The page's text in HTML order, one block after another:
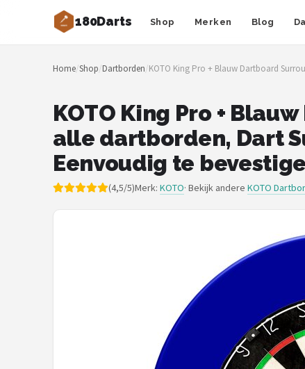
180Darts Shop Merken Blog
Zoeken
NAVIGATIE
Merken
Home/Shop/Dartborden/KOTO King Pro + Blauw Dartboard
KOTO King Pro +
alle dartborden, Dart
Eenvoudig te
(4,5/5)Merk: KOTO· Bekijk andere KOTO